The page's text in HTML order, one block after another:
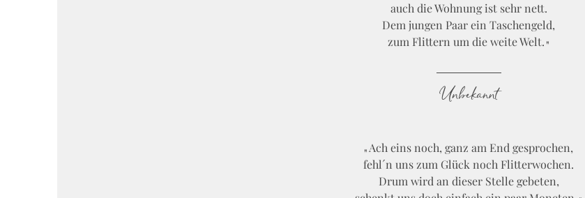
auch die Wohnung ist sehr nett.
Dem jungen Paar ein Taschengeld,
zum Flittern um die weite Welt.
Unbekannt
Ach eins noch, ganz am End gesprochen,
fehl´n uns zum Glück noch Flitterwochen.
Drum wird an dieser Stelle gebeten,